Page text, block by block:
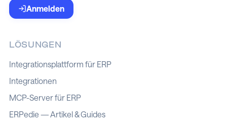
Anmelden
LÖSUNGEN
Integrationsplattform für ERP
Integrationen
MCP-Server für ERP
ERPedie — Artikel & Guides